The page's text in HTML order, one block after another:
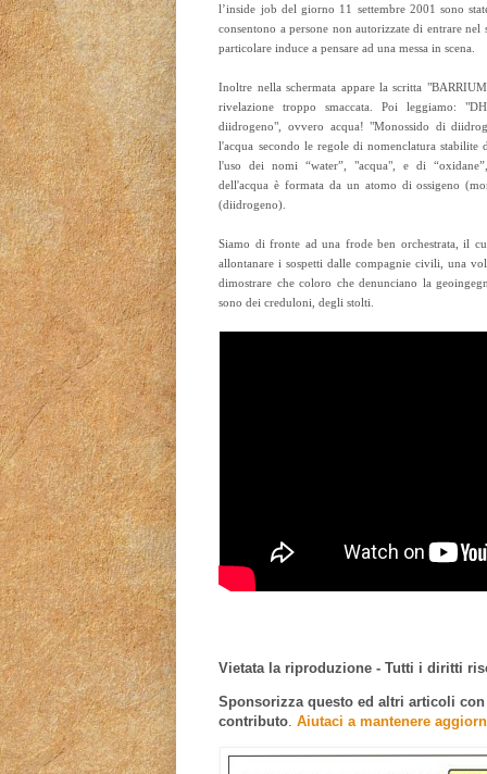
l’inside job del giorno 11 settembre 2001 sono
consentono a persone non autorizzate di entrare
particolare induce a pensare ad una messa in scena.
Inoltre nella schermata appare la scritta
rivelazione troppo smaccata. Poi leggiamo:
diidrogeno", ovvero acqua! "Monossido di
l'acqua secondo le regole di nomenclatura stabilite
l'uso dei nomi “water”, "acqua", e di
dell'acqua è formata da un atomo di ossigeno
(diidrogeno).
Siamo di fronte ad una frode ben orchestrata, il
allontanare i sospetti dalle compagnie civili, una
dimostrare che coloro che denunciano la
sono dei creduloni, degli stolti.
Vietata la riproduzione - Tutti i diritti
Sponsorizza questo ed altri articoli
contributo.Aiutaci a mantenere